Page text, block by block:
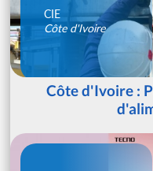
CIE
Côte d'Ivoire
Côte d'Ivoire :